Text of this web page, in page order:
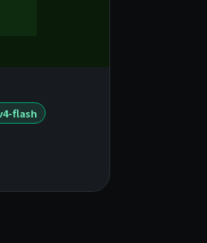
flash